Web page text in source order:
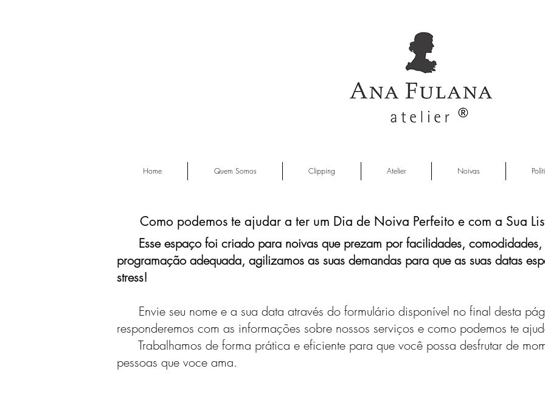
Home Quem Somos Clipping Atelier Noivas
Como podemos te ajudar a ter um Dia de Noiva Perfeito e com a Sua
Esse espaço foi criado para noivas que prezam por facilidades,
programação adequada, agilizamos as suas demandas para que as suas datas
stress!
Envie seu nome e a sua data através do formulário disponível no final desta
responderemos com as informações sobre nossos serviços e como podemos te
Trabalhamos de forma prática e eficiente para que você possa desfrutar de
pessoas que voce ama.